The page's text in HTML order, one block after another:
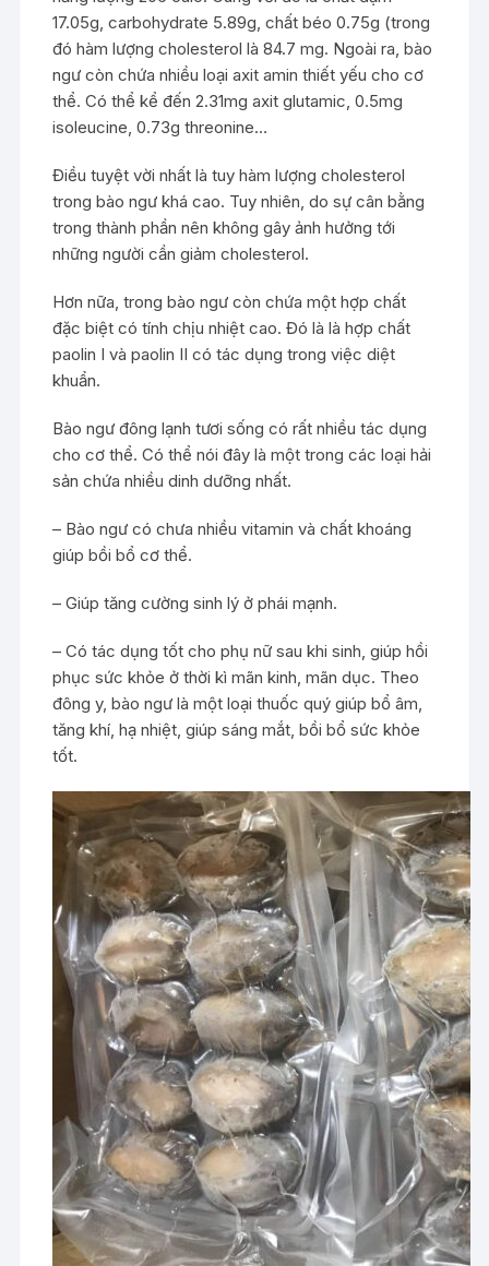
17.05g, carbohydrate 5.89g, chất béo 0.75g (trong
đó hàm lượng cholesterol là 84.7 mg. Ngoài ra, bào
ngư còn chứa nhiều loại axit amin thiết yếu cho cơ
thể. Có thể kể đến 2.31mg axit glutamic, 0.5mg
isoleucine, 0.73g threonine…
Điều tuyệt vời nhất là tuy hàm lượng cholesterol
trong bào ngư khá cao. Tuy nhiên, do sự cân bằng
trong thành phần nên không gây ảnh hưởng tới
những người cần giảm cholesterol.
Hơn nữa, trong bào ngư còn chứa một hợp chất
đặc biệt có tính chịu nhiệt cao. Đó là là hợp chất
paolin I và paolin II có tác dụng trong việc diệt
khuẩn.
Bào ngư đông lạnh tươi sống có rất nhiều tác dụng
cho cơ thể. Có thể nói đây là một trong các loại hải
sản chứa nhiều dinh dưỡng nhất.
– Bào ngư có chưa nhiều vitamin và chất khoáng
giúp bồi bổ cơ thể.
– Giúp tăng cường sinh lý ở phái mạnh.
– Có tác dụng tốt cho phụ nữ sau khi sinh, giúp hồi
phục sức khỏe ở thời kì mãn kinh, mãn dục. Theo
đông y, bào ngư là một loại thuốc quý giúp bổ âm,
tăng khí, hạ nhiệt, giúp sáng mắt, bồi bổ sức khỏe
tốt.